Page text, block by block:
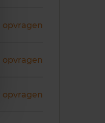
opvragen
opvragen
opvragen